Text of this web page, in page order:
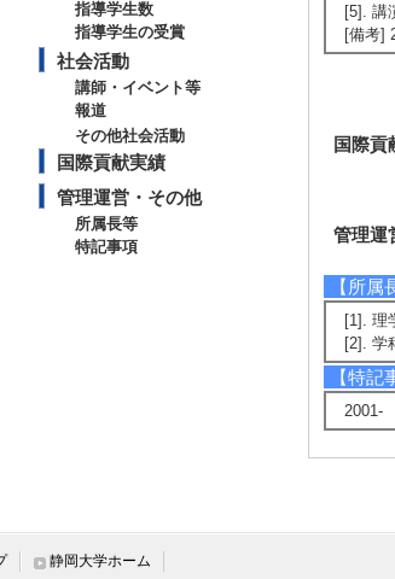
指導学生数
指導学生の受賞
社会活動
講師・イベント等
報道
その他社会活動
国際貢献実績
管理運営・その他
所属長等
特記事項
[5]. 講
[備考]
国際貢
管理運
【所属
[1]. 理
[2]. 学
【特記
2001-
静岡大学ホーム